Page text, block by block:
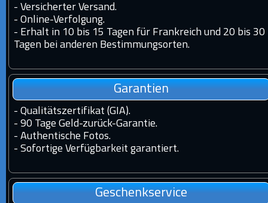
- Versicherter Versand.
- Online-Verfolgung.
- Erhalt in 10 bis 15 Tagen für Frankreich und 20 bis 30
Tagen bei anderen Bestimmungsorten.
Garantien
- Qualitätszertifikat (GIA).
- 90 Tage Geld-zurück-Garantie.
- Authentische Fotos.
- Sofortige Verfügbarkeit garantiert.
Geschenkservice